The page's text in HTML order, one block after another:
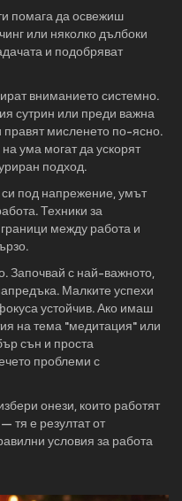
помага да освежиш
или няколко дълбоки
и подобряват
вниманието системно.
сутрин или преди важна
мисленето по-ясно.
ума могат да ускорят
подход.
си под напрежение, умът
Техники за
между работа и
Започвай с най-важното,
Малките успехи
устойчив. Ако имаш
на тема "медитация" или
сън и проста
проблеми с
онези, които работят
тя е резултат от
условия за работа